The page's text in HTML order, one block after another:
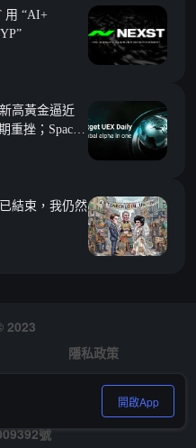
用 “AI+
高黃金逼近
重挫；SpaceX
結束，我仍然
2023
隱私政策
號
開啟App